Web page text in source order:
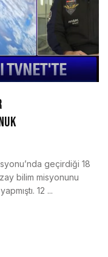
geçirdiği 18
bilim misyonunu
12 ...